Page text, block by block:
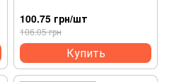
100.75 грн/шт
106.05 грн
Купить